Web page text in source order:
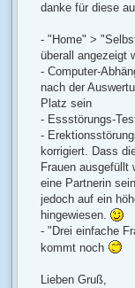
danke für diese
- "Home" >
überall angezeigt
- Computer-
nach der
Platz sein
- Essstörungs-
-
korrigiert. Dass
Frauen ausgefüllt
eine Partnerin
jedoch auf ein
hingewiesen.
- "Drei einfache
kommt noch
Lieben Gruß,